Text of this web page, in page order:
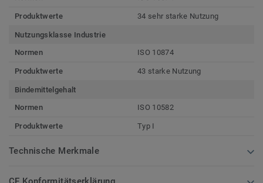
Produktwerte 34 sehr starke Nutzung
Nutzungsklasse Industrie
Normen
ISO 10874
Produktwerte 43 starke Nutzung
Bindemittelgehalt
Normen
ISO 10582
Produktwerte Typ I
Technische Merkmale